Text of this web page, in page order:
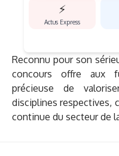
⚡
Actus Express
Reconnu pour son
concours offre aux
précieuse de
disciplines respectives,
continue du secteur de